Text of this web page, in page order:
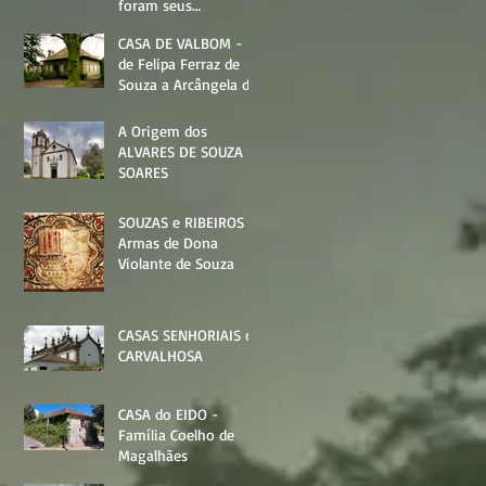
foram seus
CASA DE VALBOM -
de Felipa Ferraz de
Souza a Arcângela de
A Origem dos
ALVARES DE SOUZA
SOARES
SOUZAS e RIBEIROS -
Armas de Dona
Violante de Souza
CASAS SENHORIAIS de
CARVALHOSA
CASA do EIDO -
Família Coelho de
Magalhães